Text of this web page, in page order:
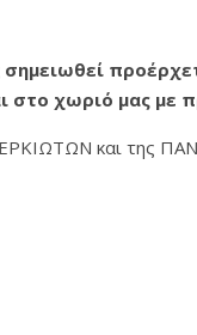
στο χωριό μας
και της